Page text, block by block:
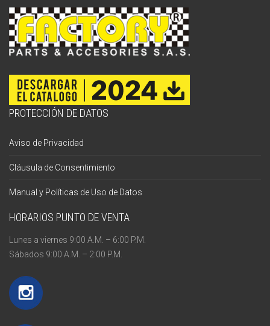
PROTECCIÓN DE DATOS
Aviso de Privacidad
Cláusula de Consentimiento
Manual y Políticas de Uso de Datos
HORARIOS PUNTO DE VENTA
Lunes a viernes 9:00 A.M. – 6:00 P.M.
Sábados 9:00 A.M. – 2:00 P.M.